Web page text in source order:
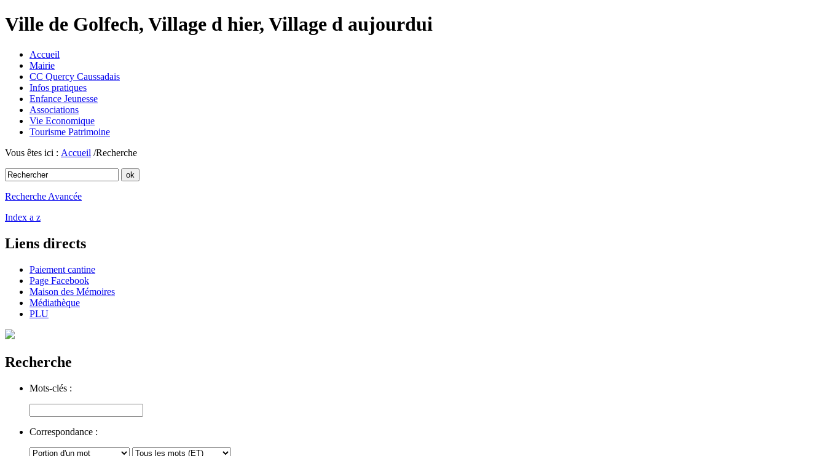
Ville de Golfech, Village d hier, Village d aujourdui
Accueil
Mairie
CC Quercy Caussadais
Infos pratiques
Enfance Jeunesse
Associations
Vie Economique
Tourisme Patrimoine
Vous êtes ici : Accueil /Recherche
Recherche Avancée
Index a z
Liens directs
Paiement cantine
Page Facebook
Maison des Mémoires
Médiathèque
PLU
Recherche
Mots-clés :
Correspondance :